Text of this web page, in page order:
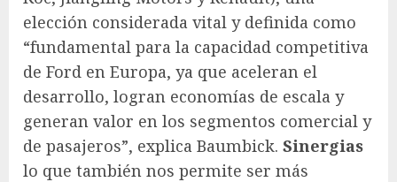
elección considerada vital y definida como
“fundamental para la capacidad competitiva
de Ford en Europa, ya que aceleran el
desarrollo, logran economías de escala y
generan valor en los segmentos comercial y
de pasajeros”, explica Baumbick. Sinergias
lo que también nos permite ser más